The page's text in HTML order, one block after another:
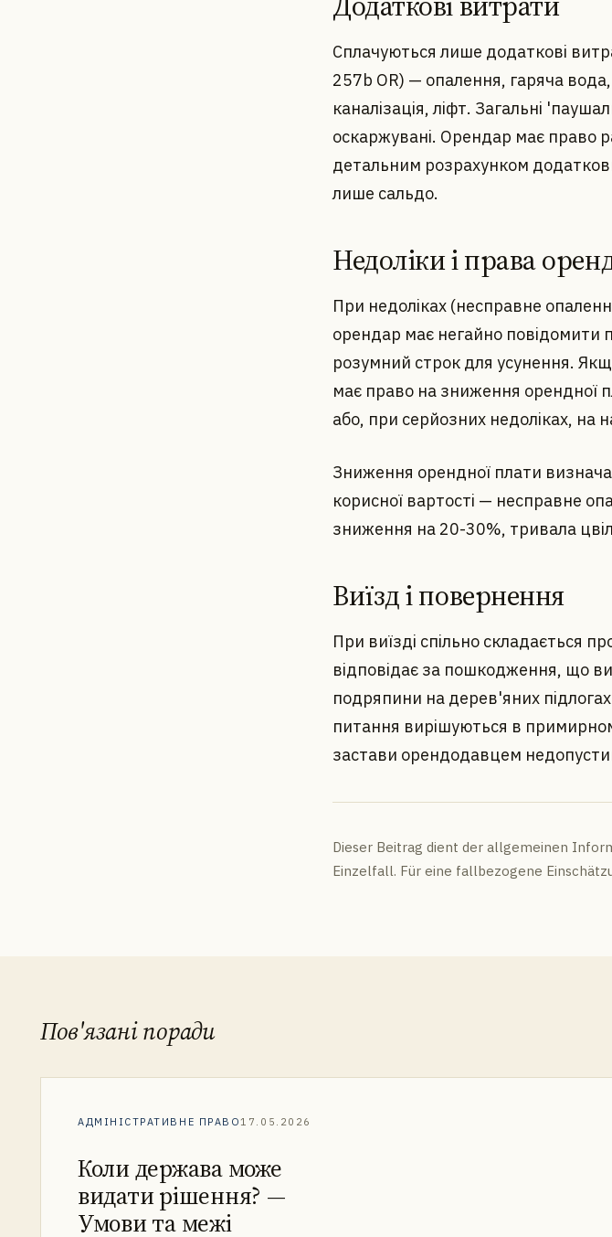
Сплачуються лише додаткові
257b OR) — опалення, гаряча
каналізація, ліфт. Загальні
оскаржувані. Орендар має право
детальним розрахунком
лише сальдо.
Недоліки і права
При недоліках (несправне
орендар має негайно повідомити
розумний строк для усунення.
має право на зниження орендної
або, при серйозних недоліках, на
Зниження орендної плати
корисної вартості — несправне
зниження на 20-30%, тривала
Виїзд і повернення
При виїзді спільно складається
відповідає за пошкодження, що
подряпини на дерев'яних підлогах
питання вирішуються в
застави орендодавцем
Dieser Beitrag dient der allgemeinen
Einzelfall. Für eine fallbezogene
Пов'язані поради
АДМІНІСТРАТИВНЕ ПРАВО17.05.2026
Коли держава може
видати рішення? —
Умови та межі